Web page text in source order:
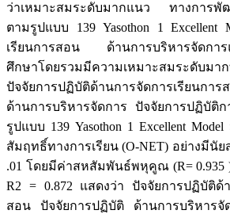
ว่าเหมาะสมระดับมากแนว ทางการพั
ตามรูปแบบ 139 Yasothon 1 Excellent
เรียนการสอน ด้านการบริหารจัดการ
ศึกษาโดยรวมมีความเหมาะสมระดับม
ปัจจัยการปฏิบัติด้านการจัดการเรียนก
ด้านการบริหารจัดการ ปัจจัยการปฏิบัติก
รูปแบบ 139 Yasothon 1 Excellent
สัมฤทธิ์ทางการเรียน (O-NET) อย่างมีนั
.01 โดยมีค่าสหสัมพันธ์พหุคูณ (R= 0.935
R2 = 0.872 แสดงว่า ปัจจัยการปฏิบัติด้
สอน ปัจจัยการปฏิบัติ ด้านการบริหารจั